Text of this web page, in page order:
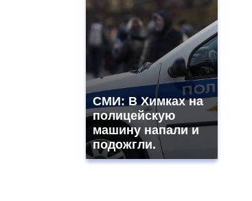
СМИ: В Химках на
полицейскую
машину напали и
подожгли.